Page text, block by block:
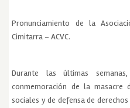
Pronunciamiento de la
Cimitarra – ACVC.
Durante las últimas
conmemoración de la masacre
sociales y de defensa de